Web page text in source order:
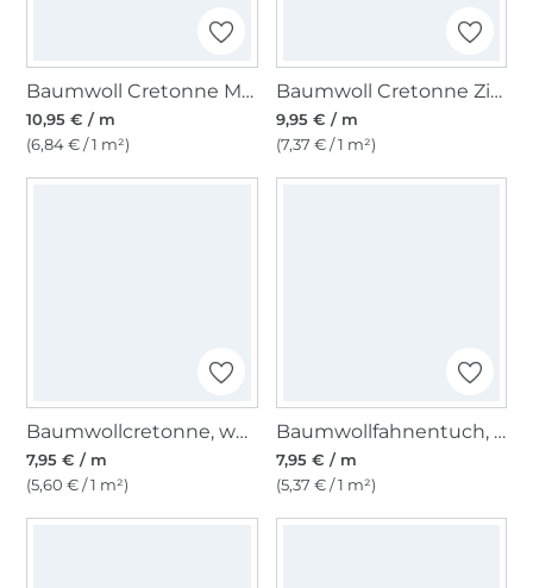
Baumwoll Cretonne Muscheln, terracotta
10,95 € / m
(6,84 € / 1 m²)
Baumwoll Cretonne Zielflagge - Schachbrett
9,95 € / m
(7,37 € / 1 m²)
Baumwollcretonne, weinrot
7,95 € / m
(5,60 € / 1 m²)
Baumwollfahnentuch, pastellblau
7,95 € / m
(5,37 € / 1 m²)